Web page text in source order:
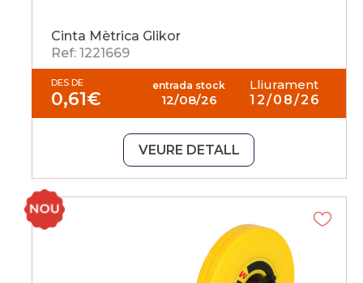
Cinta Mètrica Glikor
Ref: 1221669
DES DE
0,61€
entrada stock
12/08/26
Lliurament
12/08/26
VEURE DETALL